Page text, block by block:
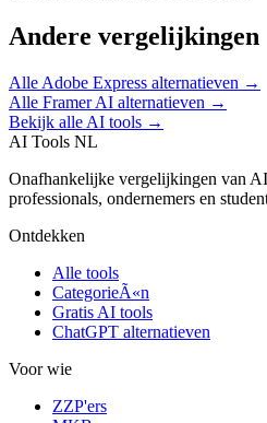
Andere vergelijkingen
Alle Adobe Express alternatieven →
Alle Framer AI alternatieven →
Bekijk alle AI tools →
AI Tools NL
Onafhankelijke vergelijkingen van
professionals, ondernemers en
Ontdekken
Alle tools
CategorieÃ«n
Gratis AI tools
ChatGPT alternatieven
Voor wie
ZZP'ers